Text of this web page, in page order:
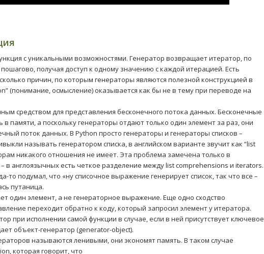
с уникальными возможностями. Генератор возвращает итератор, по
получая доступ к одному значению с каждой итерацией. Есть
причин, по которым генераторы являются полезной конструкцией в
(понимание, осмысление) оказывается как бы не в тему при переводе на
средством для представления бесконечного потока данных. Бесконечные
памяти, а поскольку генераторы отдают только один элемент за раз, они
поток данных. В Python просто генераторы и генераторы списков –
называть генератором списка, в английском варианте звучит как “list
никакого отношения не имеет. Эта проблема замечена только в
в англоязычных есть четкое разделение между list comprehensions и iterators.
то подумал, что «ну списочное выражение генерирует список, так что все –
путаница.
один элемент, а не генераторное выражение. Еще одно сходство
переходит обратно к коду, который запросил элемент у итератора.
при исполнении самой функции в случае, если в ней присутствует ключевое
объект-генератор (generator-object).
называются ленивыми, они экономят память. В таком случае
которая говорит, что